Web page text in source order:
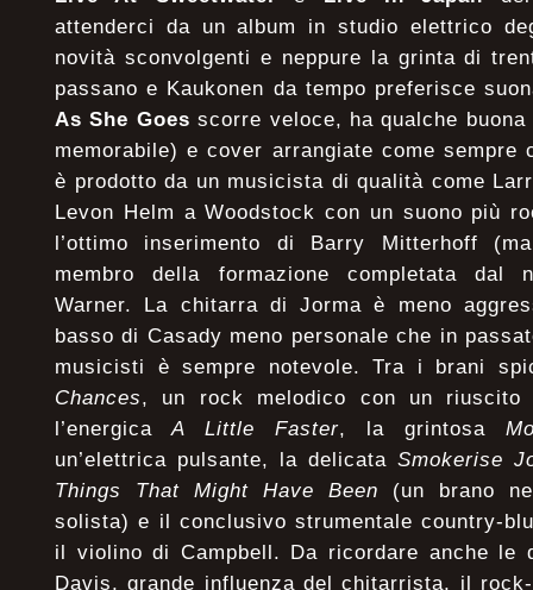
attenderci da un album in studio elettrico
novità sconvolgenti e neppure la grinta di
passano e Kaukonen da tempo preferisce
As She Goes scorre veloce, ha qualche
memorabile) e cover arrangiate come sempre
è prodotto da un musicista di qualità come
Levon Helm a Woodstock con un suono più
l’ottimo inserimento di Barry Mitterhoff
membro della formazione completata dal
Warner. La chitarra di Jorma è meno
basso di Casady meno personale che in
musicisti è sempre notevole. Tra i brani
Chances, un rock melodico con un riuscito
l’energica A Little Faster, la grintosa
un’elettrica pulsante, la delicata Smokerise
Things That Might Have Been (un brano
solista) e il conclusivo strumentale country-
il violino di Campbell. Da ricordare anche le
Davis, grande influenza del chitarrista, il